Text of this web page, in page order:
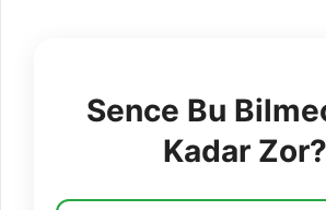
Sence Bu
Kadar Zor?